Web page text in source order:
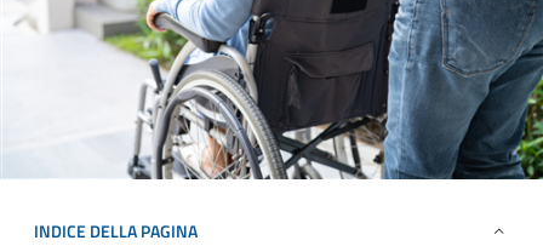
INDICE DELLA PAGINA